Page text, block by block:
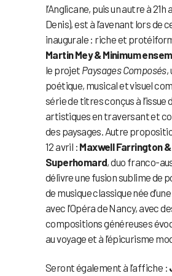
l’Anglicane, puis un autre à
Denis), est à l’avenant lors de
inaugurale : riche et
Martin Mey & Minimum
le projet Paysages Composés,
poétique, musical et visuel
série de titres conçus à
artistiques en traversant et
des paysages. Autre
12 avril : Maxwell Farrington
Superhomard, duo franco-
délivre une fusion sublime de
de musique classique née
avec l’Opéra de Nancy, avec
compositions généreuses
au voyage et à l’épicurisme
Seront également à l’affiche :